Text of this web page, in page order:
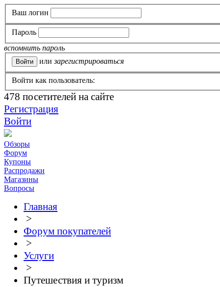
Ваш логин
Пароль
вспомнить пароль
или зарегистрироваться
Войти как пользователь:
478 посетителей на сайте
Регистрация
Войти
Обзоры
Форум
Купоны
Распродажи
Магазины
Вопросы
Главная
>
Форум покупателей
>
Услуги
>
Путешествия и туризм